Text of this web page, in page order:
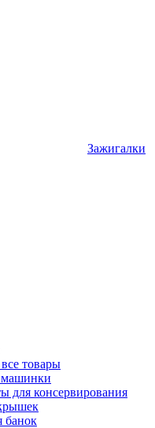
Зажигалки
товары
машинки
для консервирования
банок